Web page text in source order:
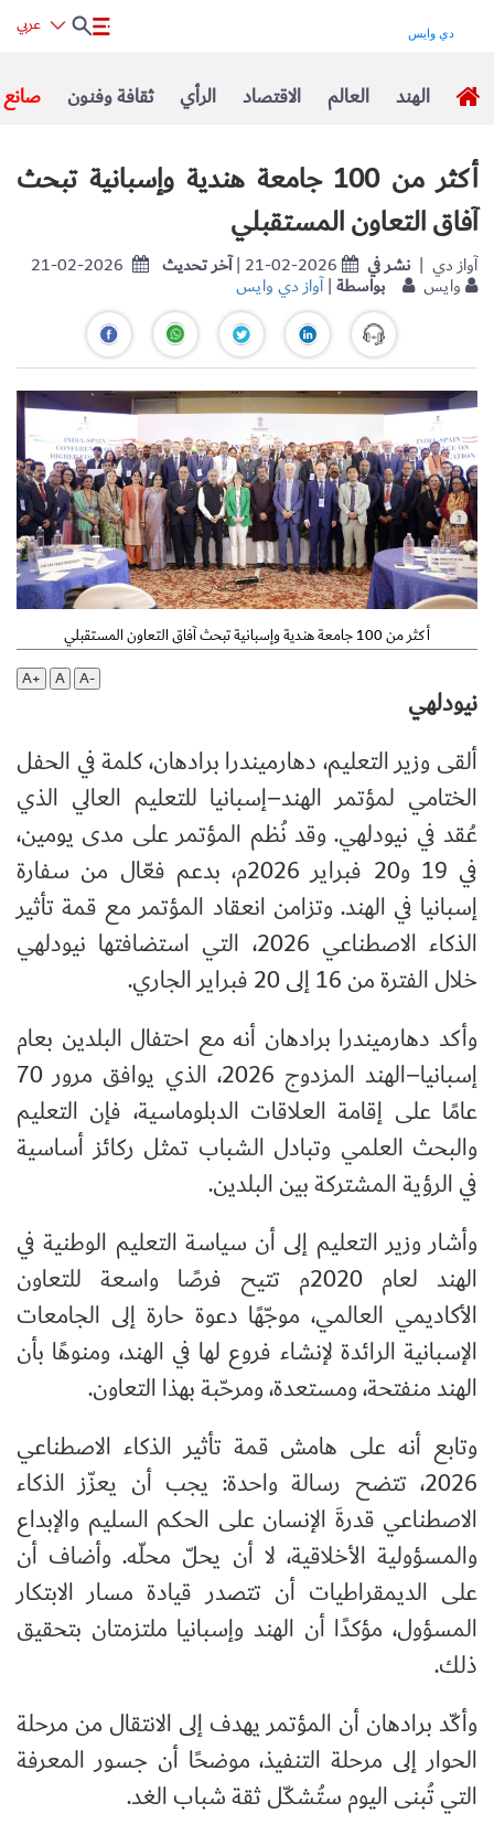
صانع ثقافة وفنون الرأي الاقتصاد العالم الهند
أكثر من 100 جامعة هندية وإسبانية تبحث
آفاق التعاون المستقبلي
21-02-2026 آخر تحديث| 21-02-2026 نشر في | آواز دي
وايس بواسطة|آواز دي وايس
أكثر من 100 جامعة هندية وإسبانية تبحث آفاق التعاون المستقبلي
A+
A A-
نيودلهي
ألقى وزير التعليم، دهارميندرا برادهان، كلمة في الحفل
الختامي لمؤتمر الهند–إسبانيا للتعليم العالي الذي
عُقد في نيودلهي. وقد نُظم المؤتمر على مدى يومين،
في 19 و20 فبراير 2026م، بدعم فعّال من سفارة
إسبانيا في الهند. وتزامن انعقاد المؤتمر مع قمة تأثير
الذكاء الاصطناعي 2026، التي استضافتها نيودلهي
خلال الفترة من 16 إلى 20 فبراير الجاري.
وأكد دهارميندرا برادهان أنه مع احتفال البلدين بعام
إسبانيا–الهند المزدوج 2026، الذي يوافق مرور 70
عامًا على إقامة العلاقات الدبلوماسية، فإن التعليم
والبحث العلمي وتبادل الشباب تمثل ركائز أساسية
في الرؤية المشتركة بين البلدين.
وأشار وزير التعليم إلى أن سياسة التعليم الوطنية في
الهند لعام 2020م تتيح فرصًا واسعة للتعاون
الأكاديمي العالمي، موجّهًا دعوة حارة إلى الجامعات
الإسبانية الرائدة لإنشاء فروع لها في الهند، ومنوهًا بأن
الهند منفتحة، ومستعدة، ومرحّبة بهذا التعاون.
وتابع أنه على هامش قمة تأثير الذكاء الاصطناعي
2026، تتضح رسالة واحدة: يجب أن يعزّز الذكاء
الاصطناعي قدرةَ الإنسان على الحكم السليم والإبداع
والمسؤولية الأخلاقية، لا أن يحلّ محلّه. وأضاف أن
على الديمقراطيات أن تتصدر قيادة مسار الابتكار
المسؤول، مؤكدًا أن الهند وإسبانيا ملتزمتان بتحقيق
ذلك.
وأكّد برادهان أن المؤتمر يهدف إلى الانتقال من مرحلة
الحوار إلى مرحلة التنفيذ، موضحًا أن جسور المعرفة
التي تُبنى اليوم ستُشكّل ثقة شباب الغد.